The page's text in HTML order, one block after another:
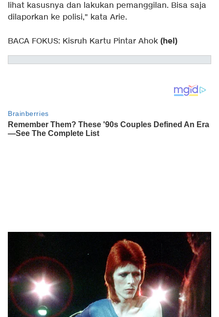
lihat kasusnya dan lakukan pemanggilan. Bisa saja
dilaporkan ke polisi," kata Arie.
BACA FOKUS: Kisruh Kartu Pintar Ahok (hel)